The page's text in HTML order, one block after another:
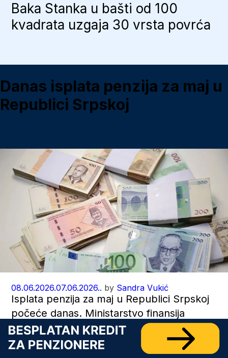
Baka Stanka u bašti od 100
kvadrata uzgaja 30 vrsta povrća
Danas isplata penzija za maj u
Republici Srpskoj
08.06.2026.07.06.2026.. by Sandra Vukić
Isplata penzija za maj u Republici Srpskoj
počeće danas. Ministarstvo finansija
Republike Srpske saopštilo je da je
majske penzije u Srpskoj u republičkom